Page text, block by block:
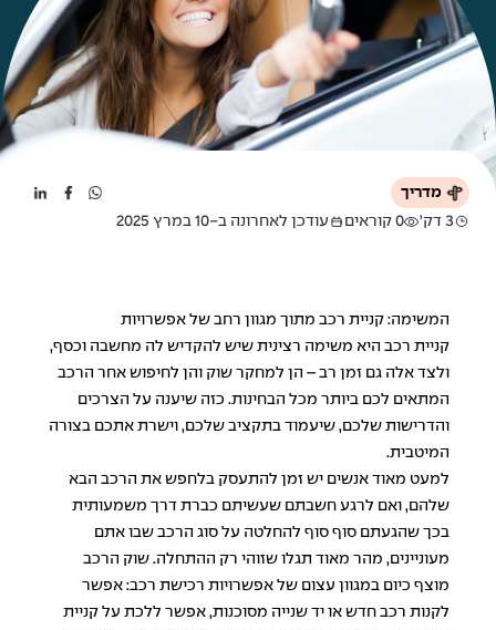
מדריך
3 דק'
0 קוראים עודכן לאחרונה ב-10 במרץ 2025
המשימה: קניית רכב מתוך מגוון רחב של אפשרויות
קניית רכב היא משימה רצינית שיש להקדיש לה מחשבה וכסף,
ולצד אלה גם זמן רב – הן למחקר שוק והן לחיפוש אחר הרכב
המתאים לכם ביותר מכל הבחינות. כזה שיענה על הצרכים
והדרישות שלכם, שיעמוד בתקציב שלכם, וישרת אתכם בצורה
המיטבית.
למעט מאוד אנשים יש זמן להתעסק בלחפש את הרכב הבא
שלהם, ואם לרגע חשבתם שעשיתם כברת דרך משמעותית
בכך שהגעתם סוף סוף להחלטה על סוג הרכב שבו אתם
מעוניינים, מהר מאוד תגלו שזוהי רק ההתחלה. שוק הרכב
מוצף כיום במגוון עצום של אפשרויות רכישת רכב: אפשר
לקנות רכב חדש או יד שנייה מסוכנות, אפשר ללכת על קניית